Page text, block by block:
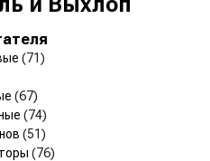
(71)
(67)
(74)
(51)
(76)